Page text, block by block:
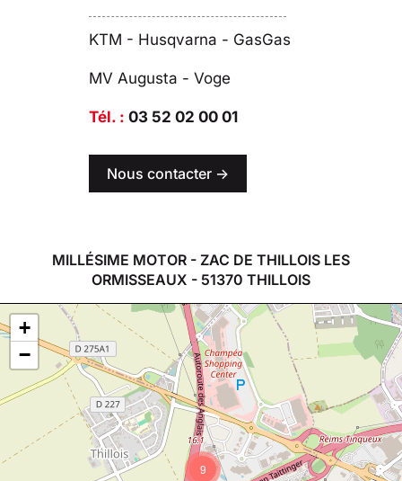
KTM - Husqvarna - GasGas
MV Augusta - Voge
Tél. : 03 52 02 00 01
Nous contacter ->
MILLÉSIME MOTOR - ZAC DE THILLOIS LES
ORMISSEAUX - 51370 THILLOIS
9
+
−